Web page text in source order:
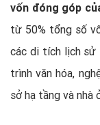
vốn đóng góp
từ 50% tổng số
các di tích lịch sử
trình văn hóa,
sở hạ tầng và nhà